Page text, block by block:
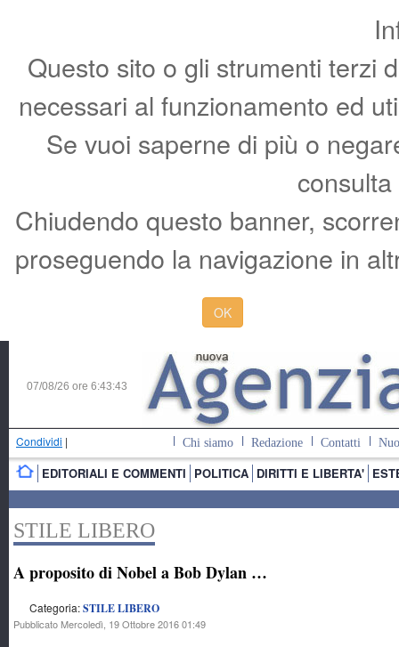
Questo sito o gli strumenti terzi
necessari al funzionamento ed
Se vuoi saperne di più o
Chiudendo questo banner,
proseguendo la navigazione in
OK
07/08/26 ore 6:43:43
Condividi | Chi siamo Redazione Contatti
EDITORIALI E COMMENTI POLITICA DIRITTI E LIBERTA'
STILE LIBERO
A proposito di Nobel a Bob Dylan …
Categoria:STILE LIBERO
Pubblicato Mercoledì, 19 Ottobre 2016 01:49